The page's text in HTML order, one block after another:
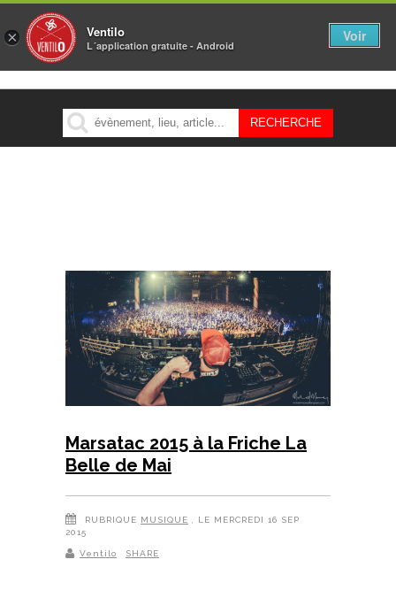
MENU
Marsatac 2015 à la Friche La
Belle de Mai
RUBRIQUE MUSIQUE
, LE MERCREDI 16 SEP
2015
Ventilo SHARE
× Ventilo
L´application gratuite - Android
Voir